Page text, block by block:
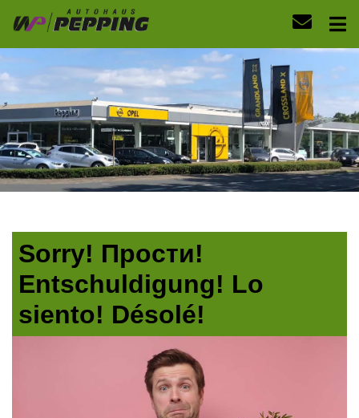
Sorry! Прости!
Entschuldigung! Lo
siento! Désolé!